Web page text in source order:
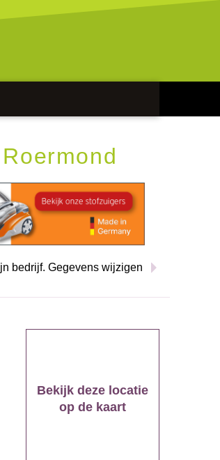
bedrijf. Gegevens wijzigen
Bekijk deze locatie
op de kaart